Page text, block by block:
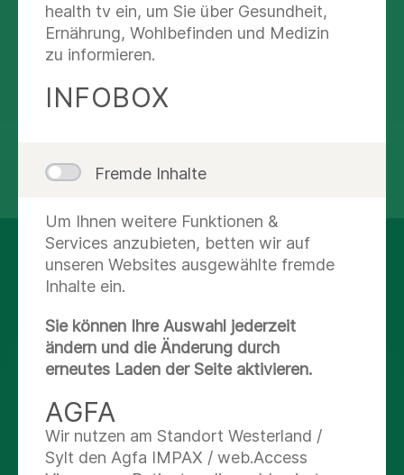
Nachricht schreiben
AUF DEM LAUFENDEN
BLEIBEN
Facebook
X
Youtube
health tv ein, um Sie über Gesundheit,
Ernährung, Wohlbefinden und Medizin
zu informieren.
INFOBOX
Fremde Inhalte
Um Ihnen weitere Funktionen &
Services anzubieten, betten wir auf
unseren Websites ausgewählte fremde
Inhalte ein.
Sie können Ihre Auswahl jederzeit
ändern und die Änderung durch
erneutes Laden der Seite aktivieren.
AGFA
Wir nutzen am Standort Westerland /
Sylt den Agfa IMPAX / web.Access